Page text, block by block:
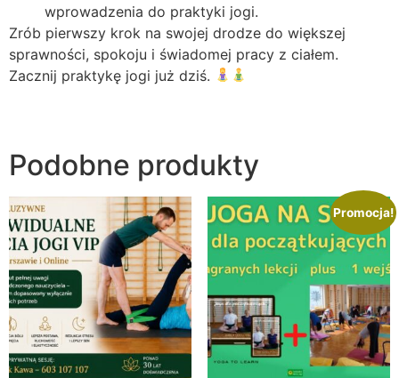
wprowadzenia do praktyki jogi.
Zrób pierwszy krok na swojej drodze do większej
sprawności, spokoju i świadomej pracy z ciałem.
Zacznij praktykę jogi już dziś.
Podobne produkty
Promocja!